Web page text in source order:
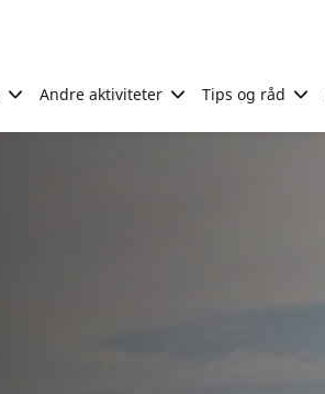
Andre aktiviteter Tips og råd